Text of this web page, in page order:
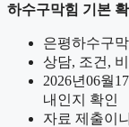
하수구막힘 기본
은평하수구
상담, 조건,
2026년06월
내인지 확인
자료 제출이